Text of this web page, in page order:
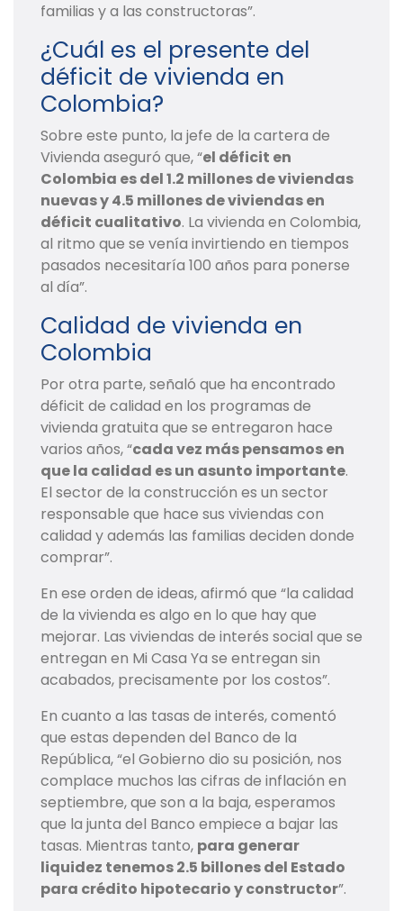
familias y a las constructoras”.
¿Cuál es el presente del
déficit de vivienda en
Colombia?
Sobre este punto, la jefe de la cartera de
Vivienda aseguró que, “el déficit en
Colombia es del 1.2 millones de viviendas
nuevas y 4.5 millones de viviendas en
déficit cualitativo. La vivienda en Colombia,
al ritmo que se venía invirtiendo en tiempos
pasados necesitaría 100 años para ponerse
al día”.
Calidad de vivienda en
Colombia
Por otra parte, señaló que ha encontrado
déficit de calidad en los programas de
vivienda gratuita que se entregaron hace
varios años, “cada vez más pensamos en
que la calidad es un asunto importante.
El sector de la construcción es un sector
responsable que hace sus viviendas con
calidad y además las familias deciden donde
comprar”.
En ese orden de ideas, afirmó que “la calidad
de la vivienda es algo en lo que hay que
mejorar. Las viviendas de interés social que se
entregan en Mi Casa Ya se entregan sin
acabados, precisamente por los costos”.
En cuanto a las tasas de interés, comentó
que estas dependen del Banco de la
República, “el Gobierno dio su posición, nos
complace muchos las cifras de inflación en
septiembre, que son a la baja, esperamos
que la junta del Banco empiece a bajar las
tasas. Mientras tanto, para generar
liquidez tenemos 2.5 billones del Estado
para crédito hipotecario y constructor”.